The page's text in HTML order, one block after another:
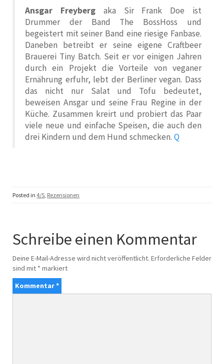
Ansgar Freybergaka Sir Frank Doe ist
Drummer der Band The BossHoss und
begeistert mit seiner Band eine riesige Fanbase.
Daneben betreibt er seine eigene Craftbeer
Brauerei Tiny Batch. Seit er vor einigen Jahren
durch ein Projekt die Vorteile von veganer
Ernährung erfuhr, lebt der Berliner vegan. Dass
das nicht nur Salat und Tofu bedeutet,
beweisen Ansgar und seine Frau Regine in der
Küche. Zusammen kreirt und probiert das Paar
viele neue und einfache Speisen, die auch den
drei Kindern und dem Hund schmecken. Q
Posted in 4/5 Rezensionen
Schreibe einen Kommentar
Deine E-Mail-Adresse wird nicht veröffentlicht. Erforderliche Felder
sind mit * markiert
Kommentar*